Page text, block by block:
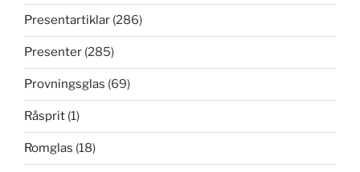
Presentartiklar (286)
Presenter (285)
Provningsglas (69)
Råsprit (1)
Romglas (18)